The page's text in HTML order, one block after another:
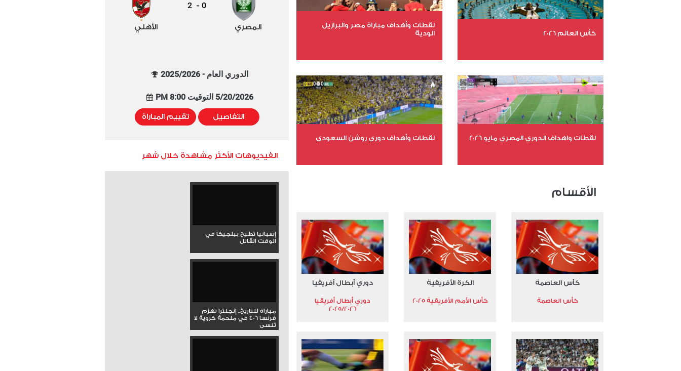
كأس العالم 2026
عدد المشاهدات 11148
لقطات وأهداف مباراة مصر والبرازيل
الودية
عدد المشاهدات 15928
لقطات واهداف الدوري المصري مايو 2026 لقطات وأهداف دوري روشن السعودي
الأقسام
كأس العاصمة
كأس العاصمة
الكرة الأفريقية
كأس الأمم الأفريقية 2025
دوري أبطال أفريقيا
دوري أبطال أفريقيا
2025/2026
المصري
0
-
2
الأهلي
الدوري العام - 2025/2026
5/20/2026 التوقيت 8:00 PM
التفاصيل تقييم المباراة
الفيديوهات الأكثر مشاهدة خلال شهر
إسبانيا تطيح ببلجيكا في
الوقت القاتل
مباراة للتاريخ.. إنجلترا تهزم
فرنسا 6-4 في ملحمة كروية لا
تُنسى